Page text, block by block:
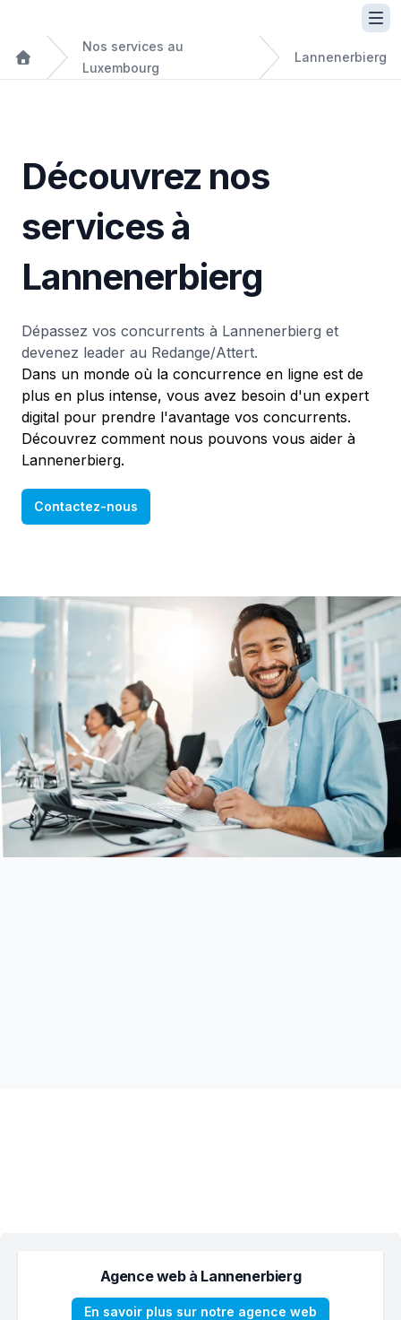
Nos services au
Luxembourg
Lannenerbierg
Découvrez nos
services à
Lannenerbierg
Dépassez vos concurrents à Lannenerbierg et
devenez leader au Redange/Attert.
Dans un monde où la concurrence en ligne est de
plus en plus intense, vous avez besoin d'un expert
digital pour prendre l'avantage vos concurrents.
Découvrez comment nous pouvons vous aider à
Lannenerbierg.
Contactez-nous
Agence web à Lannenerbierg
En savoir plus sur notre agence web